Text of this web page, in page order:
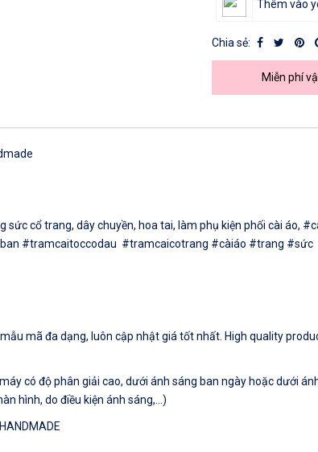
Thêm vào
Chia sẻ:
Miễn phí
sức cổ trang, dây chuyền, hoa tai, làm phụ kiện phối cài
#tramcaitoccodau #tramcaicotrang #càiáo #trang #sức
mã đa dạng, luôn cập nhật giá tốt nhất. High quality
có độ phân giải cao, dưới ánh sáng ban ngày hoặc dưới
hình, do điều kiện ánh sáng,…)